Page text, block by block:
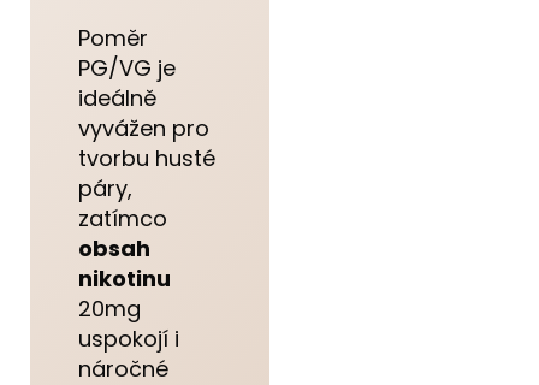
Poměr
PG/VG je
ideálně
vyvážen pro
tvorbu husté
páry,
zatímco
obsah
nikotinu
20mg
uspokojí i
náročné